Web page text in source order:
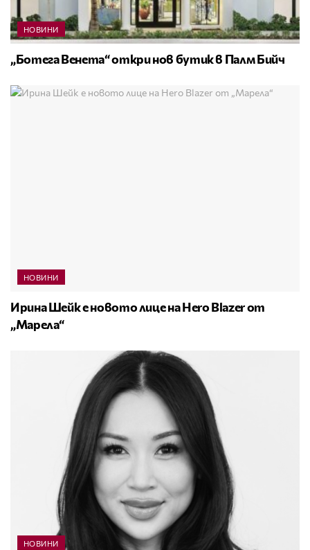
НОВИНИ
„Ботега Венета“ откри нов бутик в Палм Бийч
НОВИНИ
Ирина Шейк е новото лице на Hero Blazer от
„Марела“
НОВИНИ